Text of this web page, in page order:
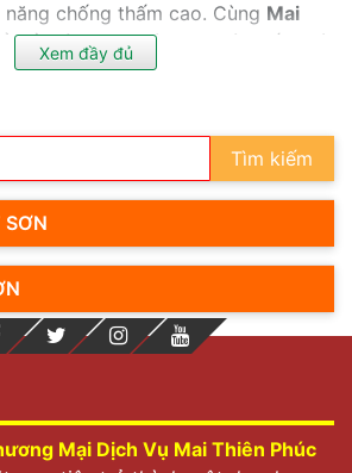
năng chống thấm cao. Cùng Mai
về dòng sơn này qua bài viết dưới
Xem đầy đủ
Tìm kiếm
Mại Dịch Vụ Mai Thiên Phúc